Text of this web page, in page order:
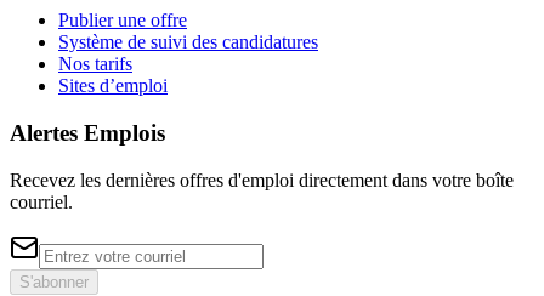
Publier une offre
Système de suivi des candidatures
Nos tarifs
Sites d’emploi
Alertes Emplois
Recevez les dernières offres d'emploi directement dans votre boîte
courriel.
S'abonner